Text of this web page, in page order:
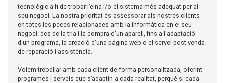
tecnològic a fi de trobar l’eina i/o el sistema més adequat per al
seu negoci. La nostra prioritat és assessorar als nostres clients
en totes les peces relacionades amb la informàtica en el seu
negoci: des de la tria i la compra d'un aparell, fins a l'adaptació
d'un programa, la creació d'una pàgina web o el servei post-venda
de reparació i assistència.
Volem treballar amb cada client de forma personalitzada, oferint
programes i serveis que s’adaptin a cada realitat, perquè si cada